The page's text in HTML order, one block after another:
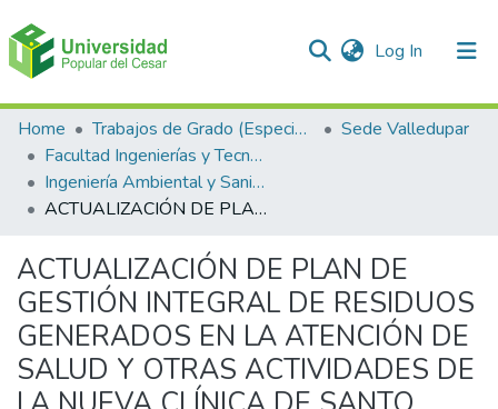
Log In (current)
Communities & Collections
All of DSpace
Statistics
Home Trabajos de Grado (Especializaciones y Pregrados)
Sede Valledupar
Facultad Ingenierías y Tecnologías
Ingeniería Ambiental y Sanitaria.
ACTUALIZACIÓN DE PLAN DE GESTIÓN INTEGRAL DE RESIDUOS GENERADOS EN LA ATENCIÓN DE SALUD Y OTRAS ACTIVIDADES DE LA NUEVA CLÍNICA DE SANTO TOMAS S.A.S.
ACTUALIZACIÓN DE PLAN DE
GESTIÓN INTEGRAL DE RESIDUOS
GENERADOS EN LA ATENCIÓN DE
SALUD Y OTRAS ACTIVIDADES DE